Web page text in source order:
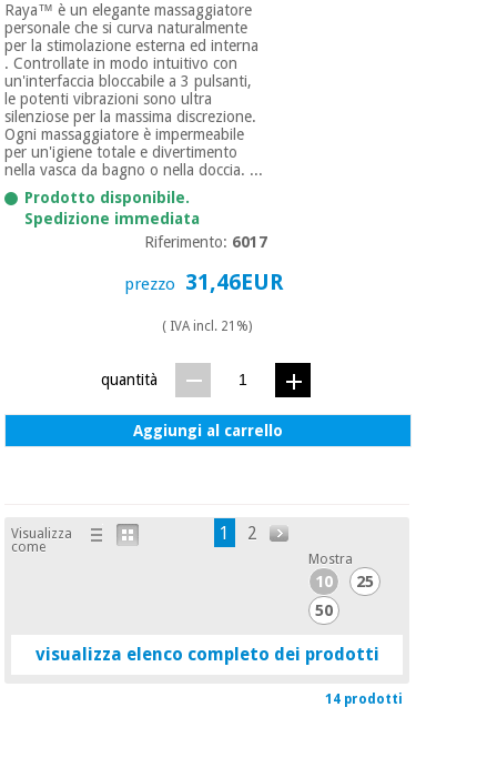
Raya™ è un elegante massaggiatore
personale che si curva naturalmente
per la stimolazione esterna ed interna
. Controllate in modo intuitivo con
un'interfaccia bloccabile a 3 pulsanti,
le potenti vibrazioni sono ultra
silenziose per la massima discrezione.
Ogni massaggiatore è impermeabile
per un'igiene totale e divertimento
nella vasca da bagno o nella doccia. ...
Prodotto disponibile.
Spedizione immediata
Riferimento: 6017
prezzo 31,46EUR
( IVA incl. 21%)
quantità
Aggiungi al carrello
Visualizza
come
1 2
Mostra
10
25
50
visualizza elenco completo dei prodotti
14 prodotti